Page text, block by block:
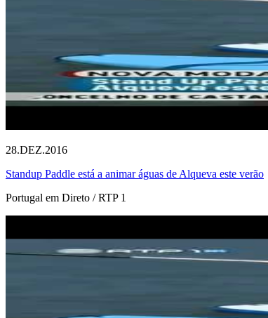
28.DEZ.2016
Standup Paddle está a animar águas de Alqueva este verão
Portugal em Direto / RTP 1